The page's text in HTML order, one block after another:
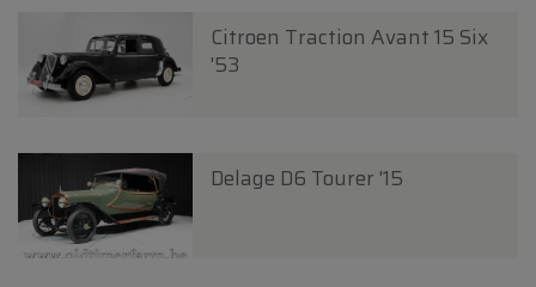
Citroen Traction Avant 15 Six
'53
Delage D6 Tourer '15